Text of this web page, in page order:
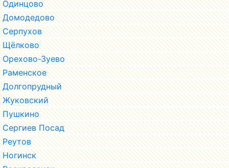
Одинцово
Домодедово
Серпухов
Щёлково
Орехово-Зуево
Раменское
Долгопрудный
Жуковский
Пушкино
Сергиев Посад
Реутов
Ногинск